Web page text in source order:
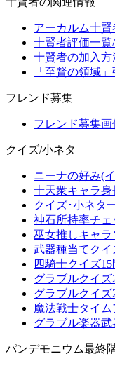
アーカルム十賢
十賢者評価一
十賢者の加入
「至賢の領域
フレンド募集
フレンド募集
クイズ/小ネタ
ニーナの好み(
十天衆キャラ
クイズ･小ネタ
神石所持率チェ
巫女推しキャラ
武器種当てクイ
四騎士クイズ15
グラブルクイズ
グラブルクイズ
魔法戦士タイム
グラブル楽器
パンデモニウム最終